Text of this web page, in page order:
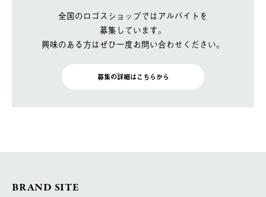
全国のロゴスショップではアルバイトを
募集しています。
興味のある方はぜひ一度お問い合わせください。
募集の詳細はこちらから
BRAND SITE